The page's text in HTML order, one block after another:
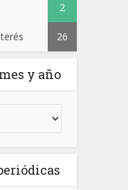
2
26
y año